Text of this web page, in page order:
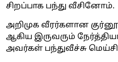
சிறப்பாக பந்து வீசினோம்.
அறிமுக வீரர்களான
ஆகிய இருவரும்
அவர்கள் பந்துவீச்சு